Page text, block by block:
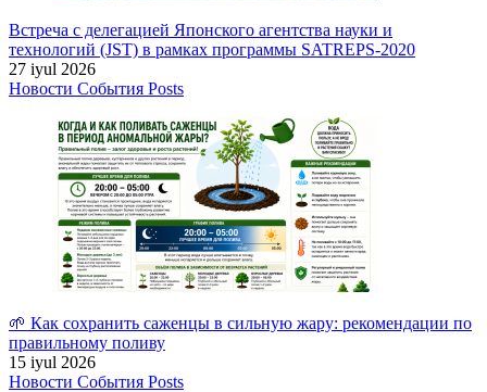
Встреча с делегацией Японского агентства науки и
технологий (JST) в рамках программы SATREPS-2020
27 iyul 2026
Новости События Posts
🌱 Как сохранить саженцы в сильную жару: рекомендации по
правильному поливу
15 iyul 2026
Новости События Posts